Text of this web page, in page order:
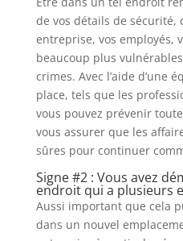
de vos détails de sécurité,
entreprise, vos employés,
beaucoup plus
crimes. Avec l’aide d’une
place, tels que les
vous pouvez prévenir
vous assurer que les
sûres pour continuer
Signe #2 : Vous avez
endroit qui a plusieurs
Aussi important que cela
dans un nouvel